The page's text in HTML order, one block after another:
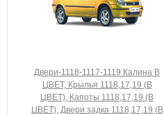
Двери-1118-1117-1119 Калина В
ЦВЕТ, Крылья 1118,17,19 (В
ЦВЕТ), Капоты 1118,17,19 (В
ЦВЕТ), Двери задка 1118,17,19 (В